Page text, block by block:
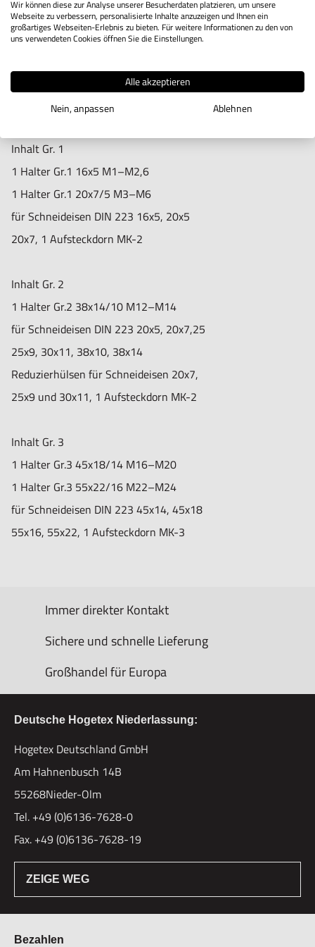
Produktbeschreibung
konventionellen Drehbänken.
Verschlussringe und Schlüssel inklusive.
Inhalt Gr. 1
1 Halter Gr.1 16x5 M1–M2,6
1 Halter Gr.1 20x7/5 M3–M6
für Schneideisen DIN 223 16x5, 20x5
20x7, 1 Aufsteckdorn MK-2
Inhalt Gr. 2
1 Halter Gr.2 38x14/10 M12–M14
für Schneideisen DIN 223 20x5, 20x7,25
25x9, 30x11, 38x10, 38x14
Reduzierhülsen für Schneideisen 20x7,
25x9 und 30x11, 1 Aufsteckdorn MK-2
Inhalt Gr. 3
1 Halter Gr.3 45x18/14 M16–M20
1 Halter Gr.3 55x22/16 M22–M24
für Schneideisen DIN 223 45x14, 45x18
55x16, 55x22, 1 Aufsteckdorn MK-3
Immer direkter Kontakt
Sichere und schnelle Lieferung
Großhandel für Europa
Deutsche Hogetex Niederlassung:
Hogetex Deutschland GmbH
Am Hahnenbusch 14B
55268Nieder-Olm
Tel. +49 (0)6136-7628-0
Fax. +49 (0)6136-7628-19
ZEIGE WEG
Bezahlen
Wir können diese zur Analyse unserer Besucherdaten platzieren, um unsere
Webseite zu verbessern, personalisierte Inhalte anzuzeigen und Ihnen ein
großartiges Webseiten-Erlebnis zu bieten. Für weitere Informationen zu den von
uns verwendeten Cookies öffnen Sie die Einstellungen.
Alle akzeptieren
Nein, anpassen
Ablehnen